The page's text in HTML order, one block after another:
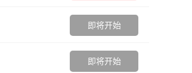
即将开始
即将开始